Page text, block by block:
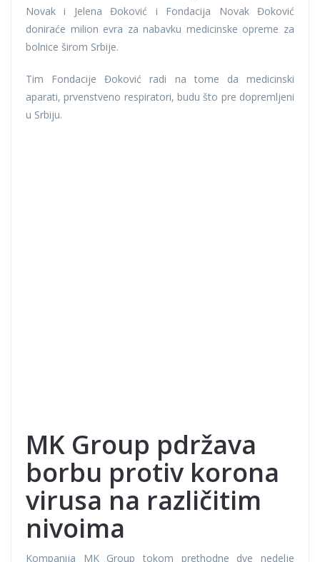
Novak i Jelena Đoković i Fondacija Novak Đoković
doniraće milion evra za nabavku medicinske opreme za
bolnice širom Srbije.
Tim Fondacije Đoković radi na tome da medicinski
aparati, prvenstveno respiratori, budu što pre dopremljeni
u Srbiju.
MK Group pdržava
borbu protiv korona
virusa na različitim
nivoima
Kompanija MK Group tokom prethodne dve nedelje